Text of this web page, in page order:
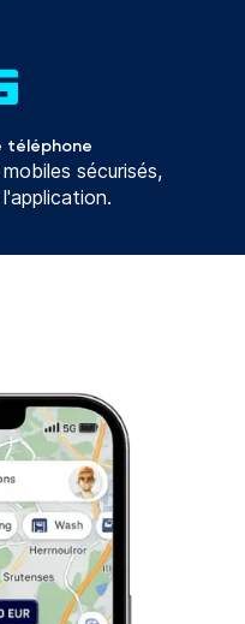
téléphone
sécurisés,